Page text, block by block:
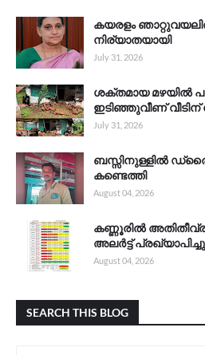
കയരളം
നിര്യാതയായി
July 31, 2026
ശക്തമായ മഴയിൽ
ഇടിഞ്ഞുവീണ് വീടിന്
July 31, 2026
ബസ്സിനുള്ളിൽ
കണ്ടെത്തി
August 04, 2026
കണ്ണൂരിൽ അതിതീവ്ര
അലർട്ട് പ്രഖ്യാപിച്ചു
August 04, 2026
SEARCH THIS BLOG